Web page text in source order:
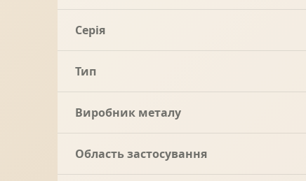
Серія
Тип
Виробник металу
Область застосування